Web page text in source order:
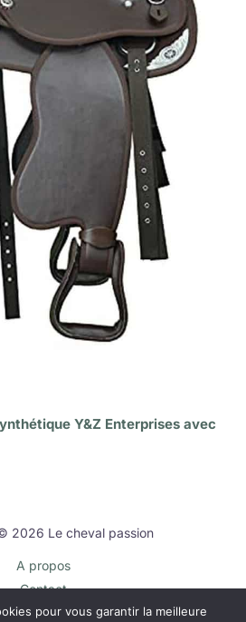
Y&Z Enterprises avec
2026 Le cheval passion
A propos
Contact
Plan du site
pour vous garantir la meilleure